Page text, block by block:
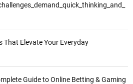
That Elevate Your Everyday
Guide to Online Betting & Gaming